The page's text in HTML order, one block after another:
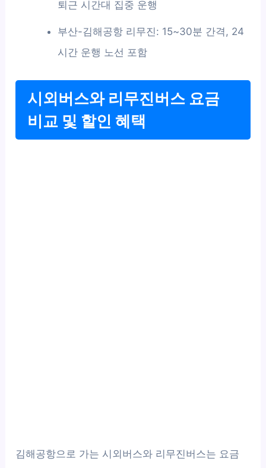
퇴근 시간대 집중 운행
부산-김해공항 리무진: 15~30분 간격, 24
시간 운행 노선 포함
시외버스와 리무진버스 요금
비교 및 할인 혜택
김해공항으로 가는 시외버스와 리무진버스는 요금